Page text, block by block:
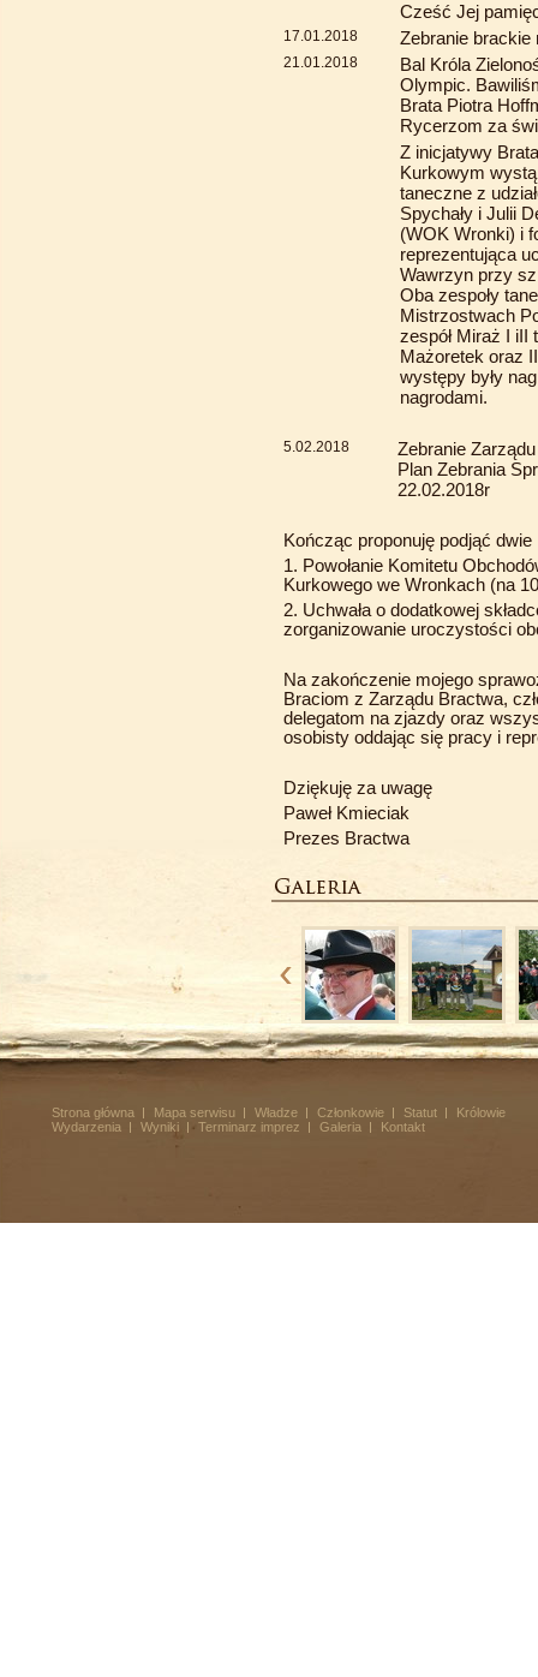
Cześć Jej
17.01.2018 Zebranie
21.01.2018
Bal Króla
Olympic.
Brata Piotra
Rycerzom za
Z inicjatywy
Kurkowym
taneczne z
Spychały i Julii
(WOK Wronki) i
reprezentująca
Wawrzyn przy
Oba zespoły
Mistrzostwach
zespół Miraż I
Mażoretek oraz
występy były
nagrodami.
5.02.2018
Zebranie
Plan Zebrania
22.02.2018r
Kończąc proponuję podjąć dwie
1. Powołanie Komitetu
Kurkowego we Wronkach (na
2. Uchwała o dodatkowej
zorganizowanie uroczystości
Na zakończenie mojego
Braciom z Zarządu Bractwa,
delegatom na zjazdy oraz
osobisty oddając się pracy i
Dziękuję za uwagę
Paweł Kmieciak
Prezes Bractwa
Strona główna Mapa serwisu Władze Członkowie Statut
Królowie
Wydarzenia
Wyniki Terminarz imprez Galeria Kontakt